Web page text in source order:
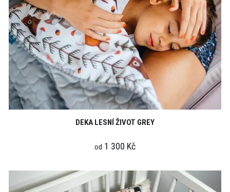
DEKA LESNÍ ŽIVOT GREY
od 1 300 Kč